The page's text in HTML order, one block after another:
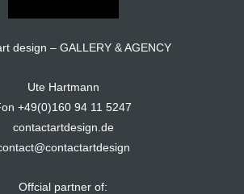
design – GALLERY & AGENCY
Ute Hartmann
+49(0)160 94 11 5247
contactartdesign.de
Offcial partner of: